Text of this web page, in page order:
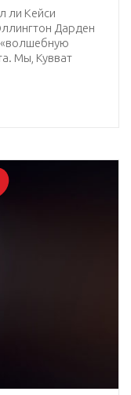
ли Кейси
Дарден
«волшебную
Мы, Кувват